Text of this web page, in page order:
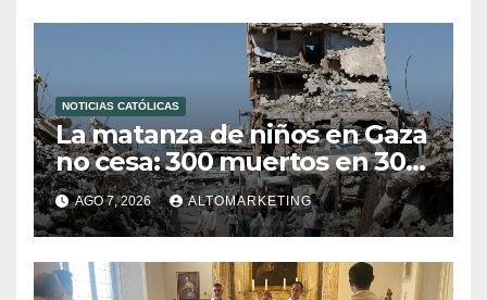
NOTICIAS CATÓLICAS
La matanza de niños en Gaza
no cesa: 300 muertos en 300
días
AGO 7, 2026 ALTOMARKETING